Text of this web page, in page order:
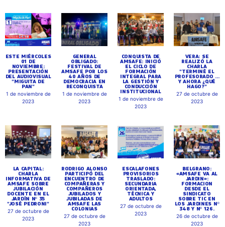
ESTE MIÉRCOLES
01 DE
NOVIEMBRE:
PRESENTACIÓN
DEL AUDIOVISUAL
"MIGUITA DE
PAN"
1 de noviembre de
2023
GENERAL
OBLIGADO:
FESTIVAL DE
AMSAFE POR LOS
40 AÑOS DE
DEMOCRACIA EN
RECONQUISTA
1 de noviembre de
2023
CONQUISTA DE
AMSAFE: INICIÓ
EL CICLO DE
FORMACIÓN
INTEGRAL PARA
LA GESTIÓN Y
CONDUCCIÓN
INSTITUCIONAL
1 de noviembre de
2023
VERA: SE
REALIZÓ LA
CHARLA
"TERMINÉ EL
PROFESORADO ...
Y AHORA ¿QUÉ
HAGO?"
27 de octubre de
2023
LA CAPITAL:
CHARLA
INFORMATIVA DE
AMSAFE SOBRE
JUBILACIÓN
DOCENTE EN EL
JARDÍN Nº 35
"JOSÉ PEDRONI"
27 de octubre de
2023
RODRIGO ALONSO
PARTICIPÓ DEL
ENCUENTRO DE
COMPAÑERAS Y
COMPAÑEROS
JUBILADOS Y
JUBILADAS DE
AMSAFE LAS
COLONIAS
27 de octubre de
2023
ESCALAFONES
PROVISORIOS
TRASLADO:
SECUNDARIA
ORIENTADA,
TÉCNICA Y
ADULTOS
27 de octubre de
2023
BELGRANO:
«AMSAFE VA AL
JARDIN»:
FORMACION
DESDE EL
SINDICATO
SOBRE TIC EN
LOS JARDINES Nº
348 Y Nº 126.
26 de octubre de
2023